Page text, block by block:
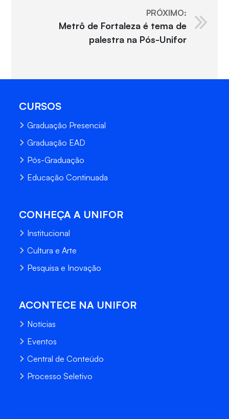
PRÓXIMO:
Metrô de Fortaleza é tema de
palestra na Pós-Unifor
CURSOS
Graduação Presencial
Graduação EAD
Pós-Graduação
Educação Continuada
CONHEÇA A UNIFOR
Institucional
Cultura e Arte
Pesquisa e Inovação
ACONTECE NA UNIFOR
Notícias
Eventos
Central de Conteúdo
Processo Seletivo